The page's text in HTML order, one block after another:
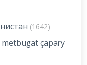
(1642)
çapary